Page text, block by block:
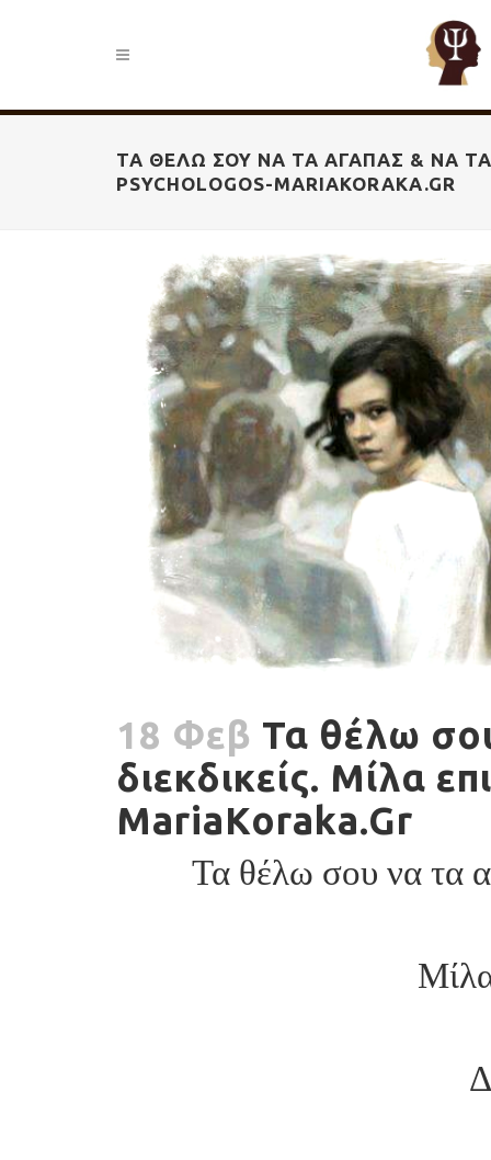
ΤΑ ΘΈΛΩ ΣΟΥ ΝΑ ΤΑ ΑΓΑΠΆΣ & ΝΑ ΤΑ
PSYCHOLOGOS-MARIAKORAKA.GR
18 Φεβ Τα θέλω
διεκδικείς. Μίλα
MariaKoraka.Gr
Τα θέλω σου να τα